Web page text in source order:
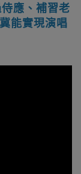
應、補習老
能實現演唱